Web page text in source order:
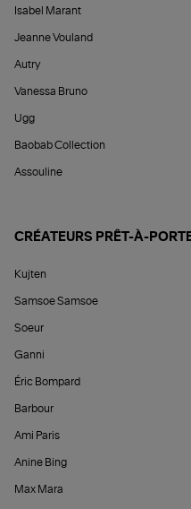
Isabel Marant
Jeanne Vouland
Autry
Vanessa Bruno
Ugg
Baobab Collection
Assouline
CRÉATEURS PRÊT-À-
Kujten
Samsoe Samsoe
Soeur
Ganni
Éric Bompard
Barbour
Ami Paris
Anine Bing
Max Mara